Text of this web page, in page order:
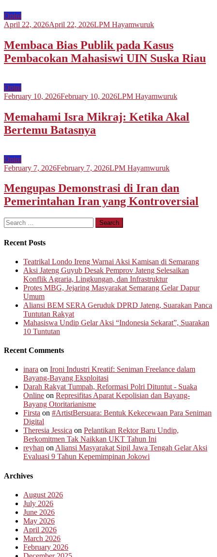
Opini
April 22, 2026April 22, 2026LPM Hayamwuruk
Membaca Bias Publik pada Kasus
Pembacokan Mahasiswi UIN Suska Riau
Opini
February 10, 2026February 10, 2026LPM Hayamwuruk
Memahami Isra Mikraj: Ketika Akal
Bertemu Batasnya
Opini
February 7, 2026February 7, 2026LPM Hayamwuruk
Mengupas Demonstrasi di Iran dan
Pemerintahan Iran yang Kontroversial
Search
for:
Recent Posts
Teatrikal Londo Ireng Warnai Aksi Kamisan di Semarang
Aksi Jateng Guyub Desak Pemprov Jateng Selesaikan
Konflik Agraria, Lingkungan, dan Infrastruktur
Protes MBG, Jejaring Masyarakat Semarang Gelar Dapur
Umum
Aliansi BEM SERA Geruduk DPRD Jateng, Suarakan Panca
Tuntutan Rakyat
Mahasiswa Undip Gelar Aksi “Indonesia Sekarat”, Suarakan
10 Tuntutan
Recent Comments
inara on Ironi Industri Kreatif: Seniman Freelance dalam
Bayang-Bayang Eksploitasi
Darah Rakyat Tumpah, Reformasi Polri Dituntut - Suaka
Online on Represifitas Aparat Kepolisian dan Bayang-
Bayang Otoritarianisme
Firsta on #ArtistBersuara: Bentuk Kekecewaan Para Seniman
Digital
Theresia Jessica on Pelantikan Rektor Baru Undip,
Berkomitmen Tak Naikkan UKT Tahun Ini
reyhan onAliansi Masyarakat Sipil Jawa Tengah Gelar Aksi
Evaluasi 9 Tahun Kepemimpinan Jokowi
Archives
August 2026
July 2026
June 2026
May 2026
April 2026
March 2026
February 2026